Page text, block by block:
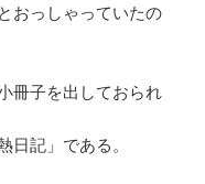
おっしゃっていたの
冊子を出しておられ
日記」である。